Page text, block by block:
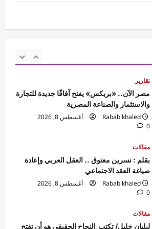
مقالات
بقلم : نسرين معتوق .. العقل العربي وإعادة
صياغة العقد الاجتماعي
Rabab khaled
أغسطس 8, 2026
0
مقالات
ليليان خليل/ تكتب النجاح الحقيقى هو أن تفتح
الباب لغيرك لا أن تعلقه .
Rabab khaled
أغسطس 8, 2026
0
رياضة
المصري يبدأ معسكره في مراكش المغربية